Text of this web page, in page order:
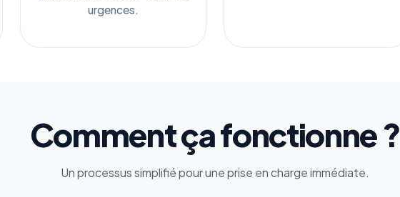
urgences.
Comment ça fonctionne ?
Un processus simplifié pour une prise en charge immédiate.